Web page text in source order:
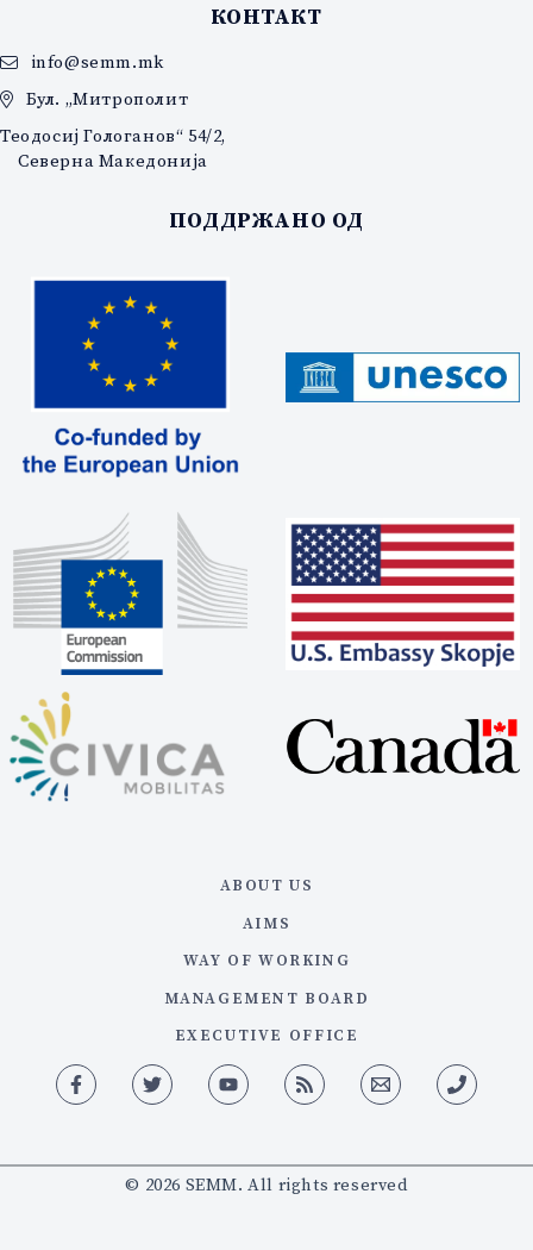
КОНТАКТ
info@semm.mk
Бул. „Митрополит
Теодосиј Гологанов“ 54/2,
Северна Македонија
ПОДДРЖАНО ОД
ABOUT US
AIMS
WAY OF WORKING
MANAGEMENT BOARD
EXECUTIVE OFFICE
© 2026 SEMM. All rights reserved